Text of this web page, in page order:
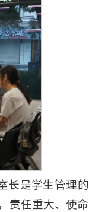
长是学生管理的
责任重大、使命